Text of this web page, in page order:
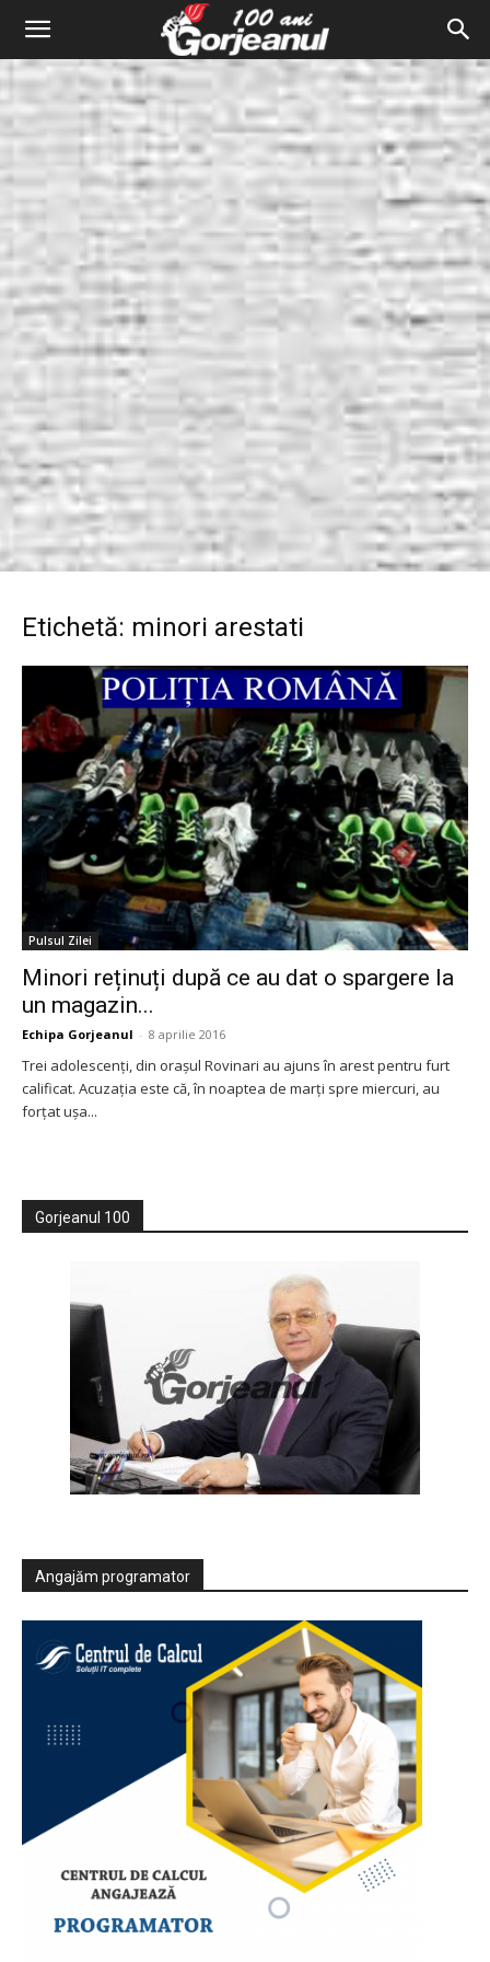
Etichetă: minori arestati
Pulsul Zilei
Minori reținuți după ce au dat o spargere la
un magazin...
Echipa Gorjeanul - 8 aprilie 2016
Trei adolescenți, din orașul Rovinari au ajuns în arest pentru furt
calificat. Acuzația este că, în noaptea de marți spre miercuri, au
forțat ușa...
Gorjeanul 100
Angajăm programator